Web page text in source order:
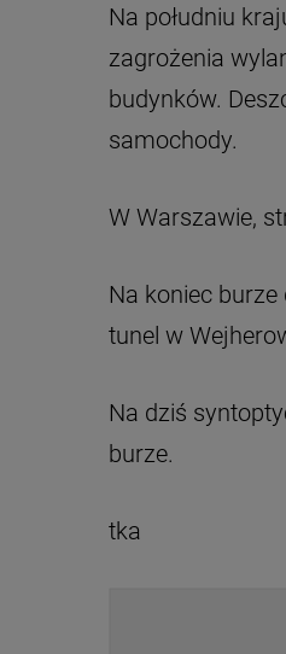
Na południu
zagrożenia
budynków.
samochody.
W Warszawie,
Na koniec burze
tunel w
Na dziś
burze.
tka